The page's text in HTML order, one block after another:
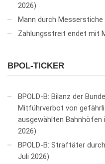
2026
Mann durch
Zahlungsstreit endet mit
BPOL-TICKER
BPOLD-B: Bilanz der
Mitführverbot von
ausgewählten Bahnhöfen
2026
BPOLD-B: Straftäter
Juli 2026